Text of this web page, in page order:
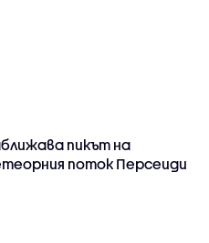
пикът на
поток Персеиди